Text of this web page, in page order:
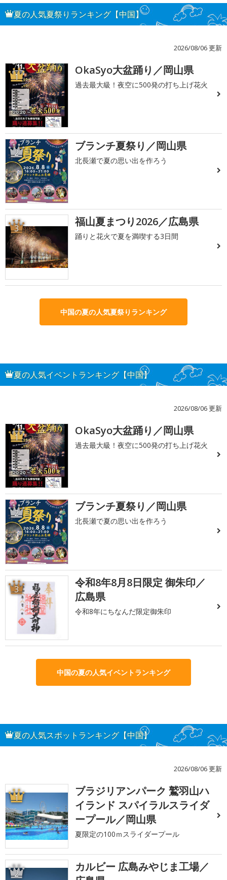
夏の人気夏祭りランキング【中国】
2026/08/06 更新
1 OkaSyo大盆踊り／岡山県
過去最大級！夜空に500発の打ち上げ花火
2 ブランチ夏祭り／岡山県
北長瀬で夏の思い出を作ろう
3 福山夏まつり2026／広島県
踊りと花火で夏を満喫する3日間
中国の夏の人気夏祭りランキング
夏の人気イベントランキング【中国】
2026/08/06 更新
1 OkaSyo大盆踊り／岡山県
過去最大級！夜空に500発の打ち上げ花火
2 ブランチ夏祭り／岡山県
北長瀬で夏の思い出を作ろう
3
令和8年8月8日限定 御朱印／
広島県
令和8年にちなんだ限定御朱印
中国の夏の人気イベントランキング
夏の人気スポットランキング【中国】
2026/08/06 更新
1
ブラジリアンパーク 鷲羽山ハ
イランド スパイラルスライダ
ープール／岡山県
夏限定の100ｍスライダープール
2
カルビー 広島みやじま工場／